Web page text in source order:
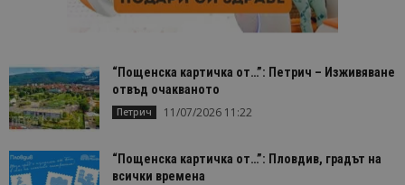
“Пощенска картичка от…”: Петрич – Изживяване
отвъд очакваното
Петрич 11/07/2026 11:22
“Пощенска картичка от…”: Пловдив, градът на
всички времена
с уебсайта
is_unique
.statcounter.com
да